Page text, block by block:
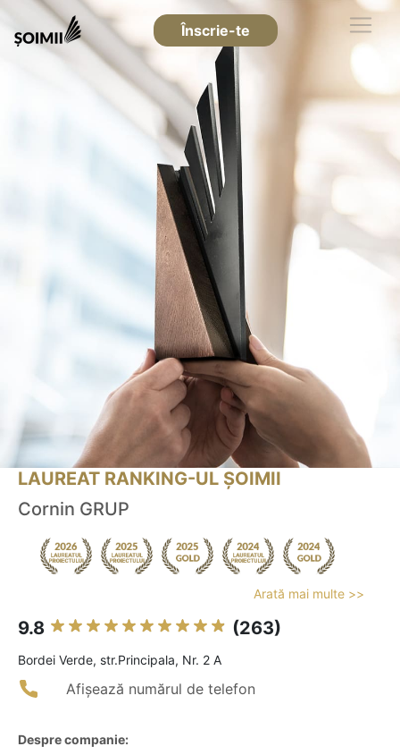
Înscrie-te
LAUREAT RANKING-UL ȘOIMII
Cornin GRUP
Arată mai multe >>
9.8 (263)
Bordei Verde, str.Principala, Nr. 2 A
Afișează numărul de telefon
Despre companie: